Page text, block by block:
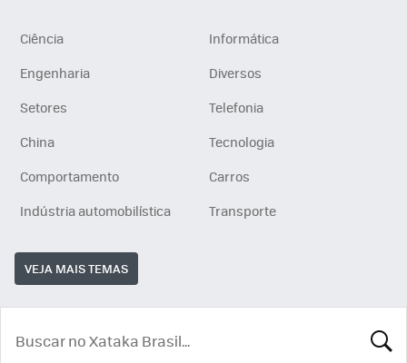
Ciência
Informática
Engenharia
Diversos
Setores
Telefonia
China
Tecnologia
Comportamento
Carros
Indústria automobilística
Transporte
VEJA MAIS TEMAS